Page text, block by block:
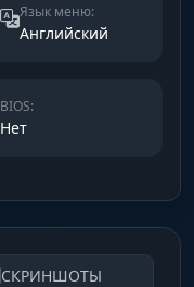
Язык меню:
Английский
BIOS:
Нет
СКРИНШОТЫ